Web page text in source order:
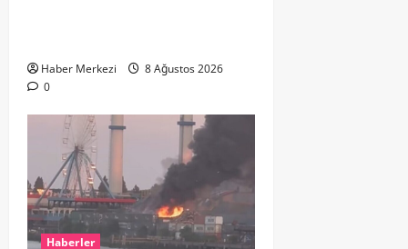
Haber Merkezi
8 Ağustos 2026
0
Haberler